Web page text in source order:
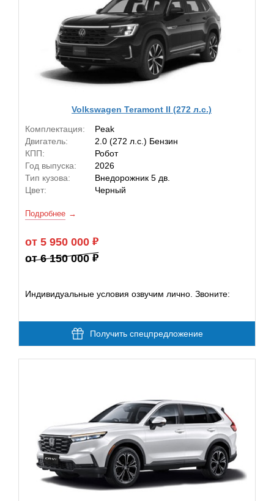
Volkswagen Teramont II (272 л.с.)
Комплектация:
Peak
Двигатель:
2.0 (272 л.с.) Бензин
КПП:
Робот
Год выпуска:
2026
Тип кузова:
Внедорожник 5 дв.
Цвет:
Черный
Подробнее
от 5 950 000
от 6 150 000
Индивидуальные условия озвучим лично. Звоните:
Получить спецпредложение